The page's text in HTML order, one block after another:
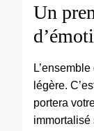
Un
légère.
portera
immortalisé